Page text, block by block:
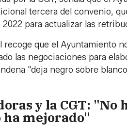
tercera del convenio,
para actualizar las
recoge que el Ayuntamiento
las negociaciones para
"deja negro sobre
y la CGT:
ha mejorado"